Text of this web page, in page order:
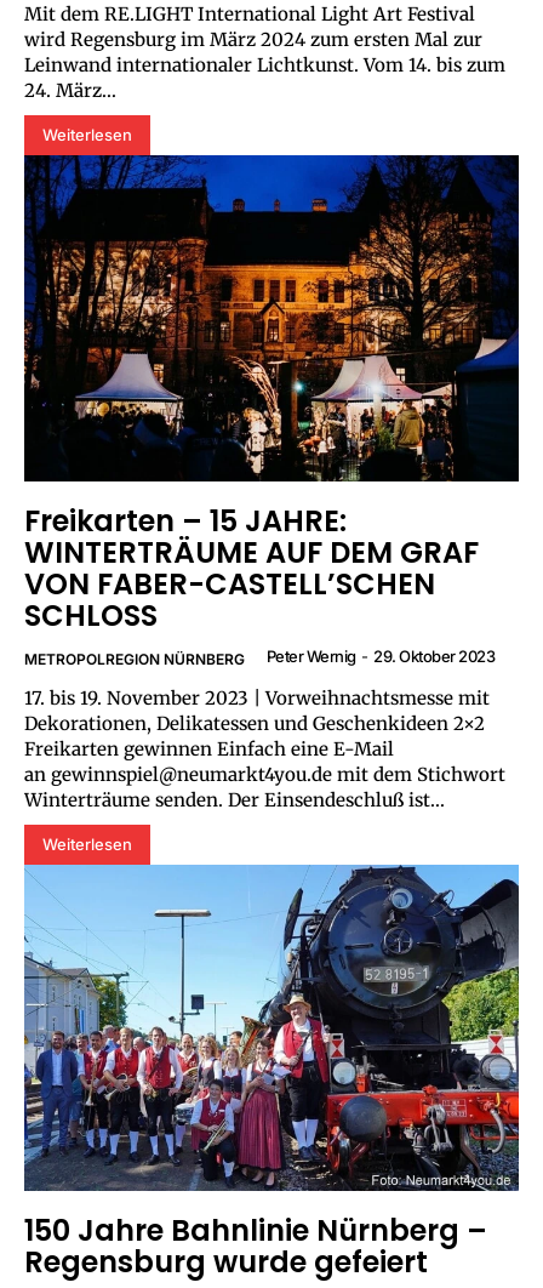
Mit dem RE.LIGHT International Light Art Festival
wird Regensburg im März 2024 zum ersten Mal zur
Leinwand internationaler Lichtkunst. Vom 14. bis zum
24. März...
Weiterlesen
Freikarten – 15 JAHRE:
WINTERTRÄUME AUF DEM GRAF
VON FABER-CASTELL’SCHEN
SCHLOSS
METROPOLREGION NÜRNBERG Peter Wernig - 29. Oktober 2023
17. bis 19. November 2023 | Vorweihnachtsmesse mit
Dekorationen, Delikatessen und Geschenkideen 2×2
Freikarten gewinnen Einfach eine E-Mail
an gewinnspiel@neumarkt4you.de mit dem Stichwort
Winterträume senden. Der Einsendeschluß ist...
Weiterlesen
150 Jahre Bahnlinie Nürnberg –
Regensburg wurde gefeiert